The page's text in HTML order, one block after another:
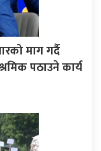
माग गर्दै
पठाउने कार्य